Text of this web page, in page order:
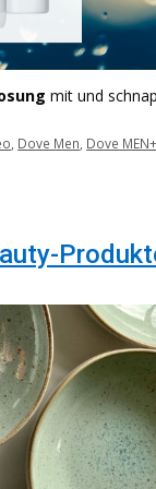
mit und
Dove Men Dove